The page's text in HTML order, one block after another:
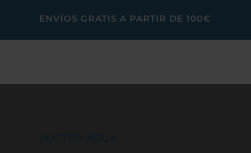
ENVÍOS GRATIS A PARTIR DE 100€